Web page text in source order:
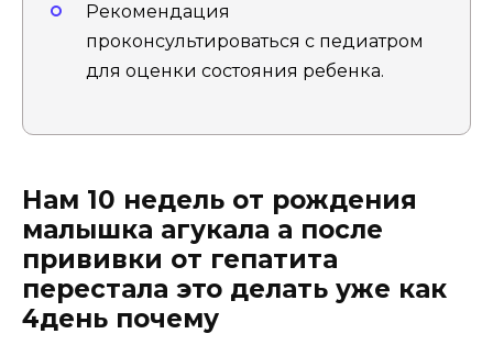
Рекомендация
проконсультироваться с педиатром
для оценки состояния ребенка.
Нам 10 недель от рождения
малышка агукала а после
прививки от гепатита
перестала это делать уже как
4день почему